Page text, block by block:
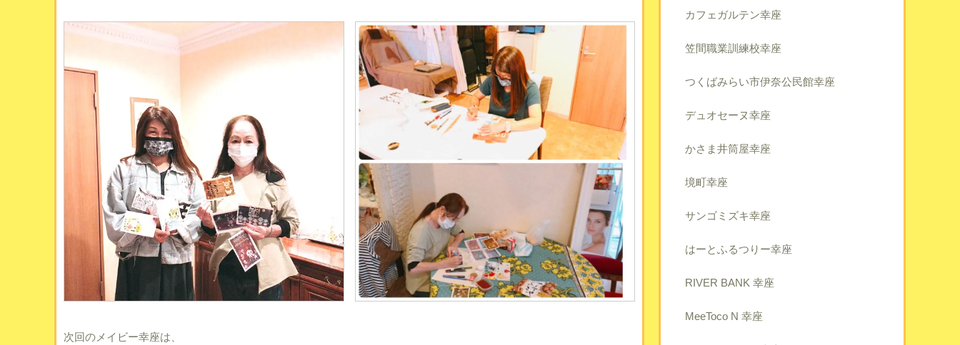
次回のメイビー幸座は、
カフェガルテン幸座
笠間職業訓練校幸座
つくばみらい市伊奈公民館幸座
デュオセーヌ幸座
かさま井筒屋幸座
境町幸座
サンゴミズキ幸座
はーとふるつりー幸座
RIVER BANK 幸座
MeeToco N 幸座